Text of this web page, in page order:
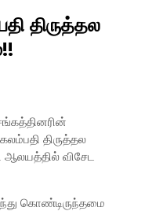
திருத்தல
திருத்தல
ஆலயத்தில் விசேட
கொண்டிருந்தமை